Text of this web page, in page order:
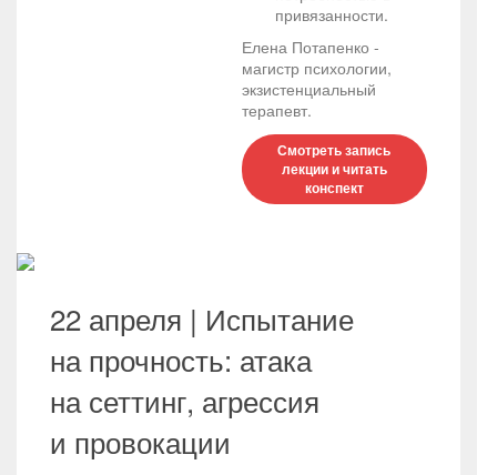
привязанности.
Елена Потапенко -
магистр психологии,
экзистенциальный
терапевт.
Смотреть запись
лекции и читать
конспект
22 апреля | Испытание
на прочность: атака
на сеттинг, агрессия
и провокации